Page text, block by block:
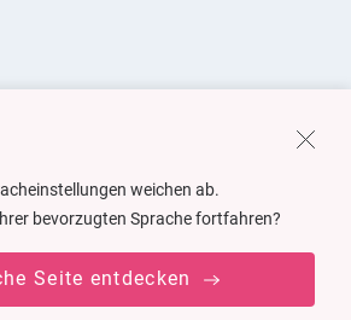
weichen ab.
bevorzugten Sprache fortfahren?
Seite entdecken